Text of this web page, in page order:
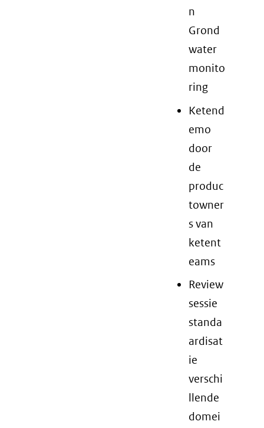
n
Grond
water
monito
ring
Ketend
emo
door
de
produc
towner
s van
ketent
eams
Review
sessie
standa
ardisat
ie
verschi
llende
domei